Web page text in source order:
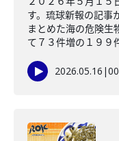
す。琉球新報の記事
まとめた海の危険生
て７３件増の１９９
2026.05.16 |